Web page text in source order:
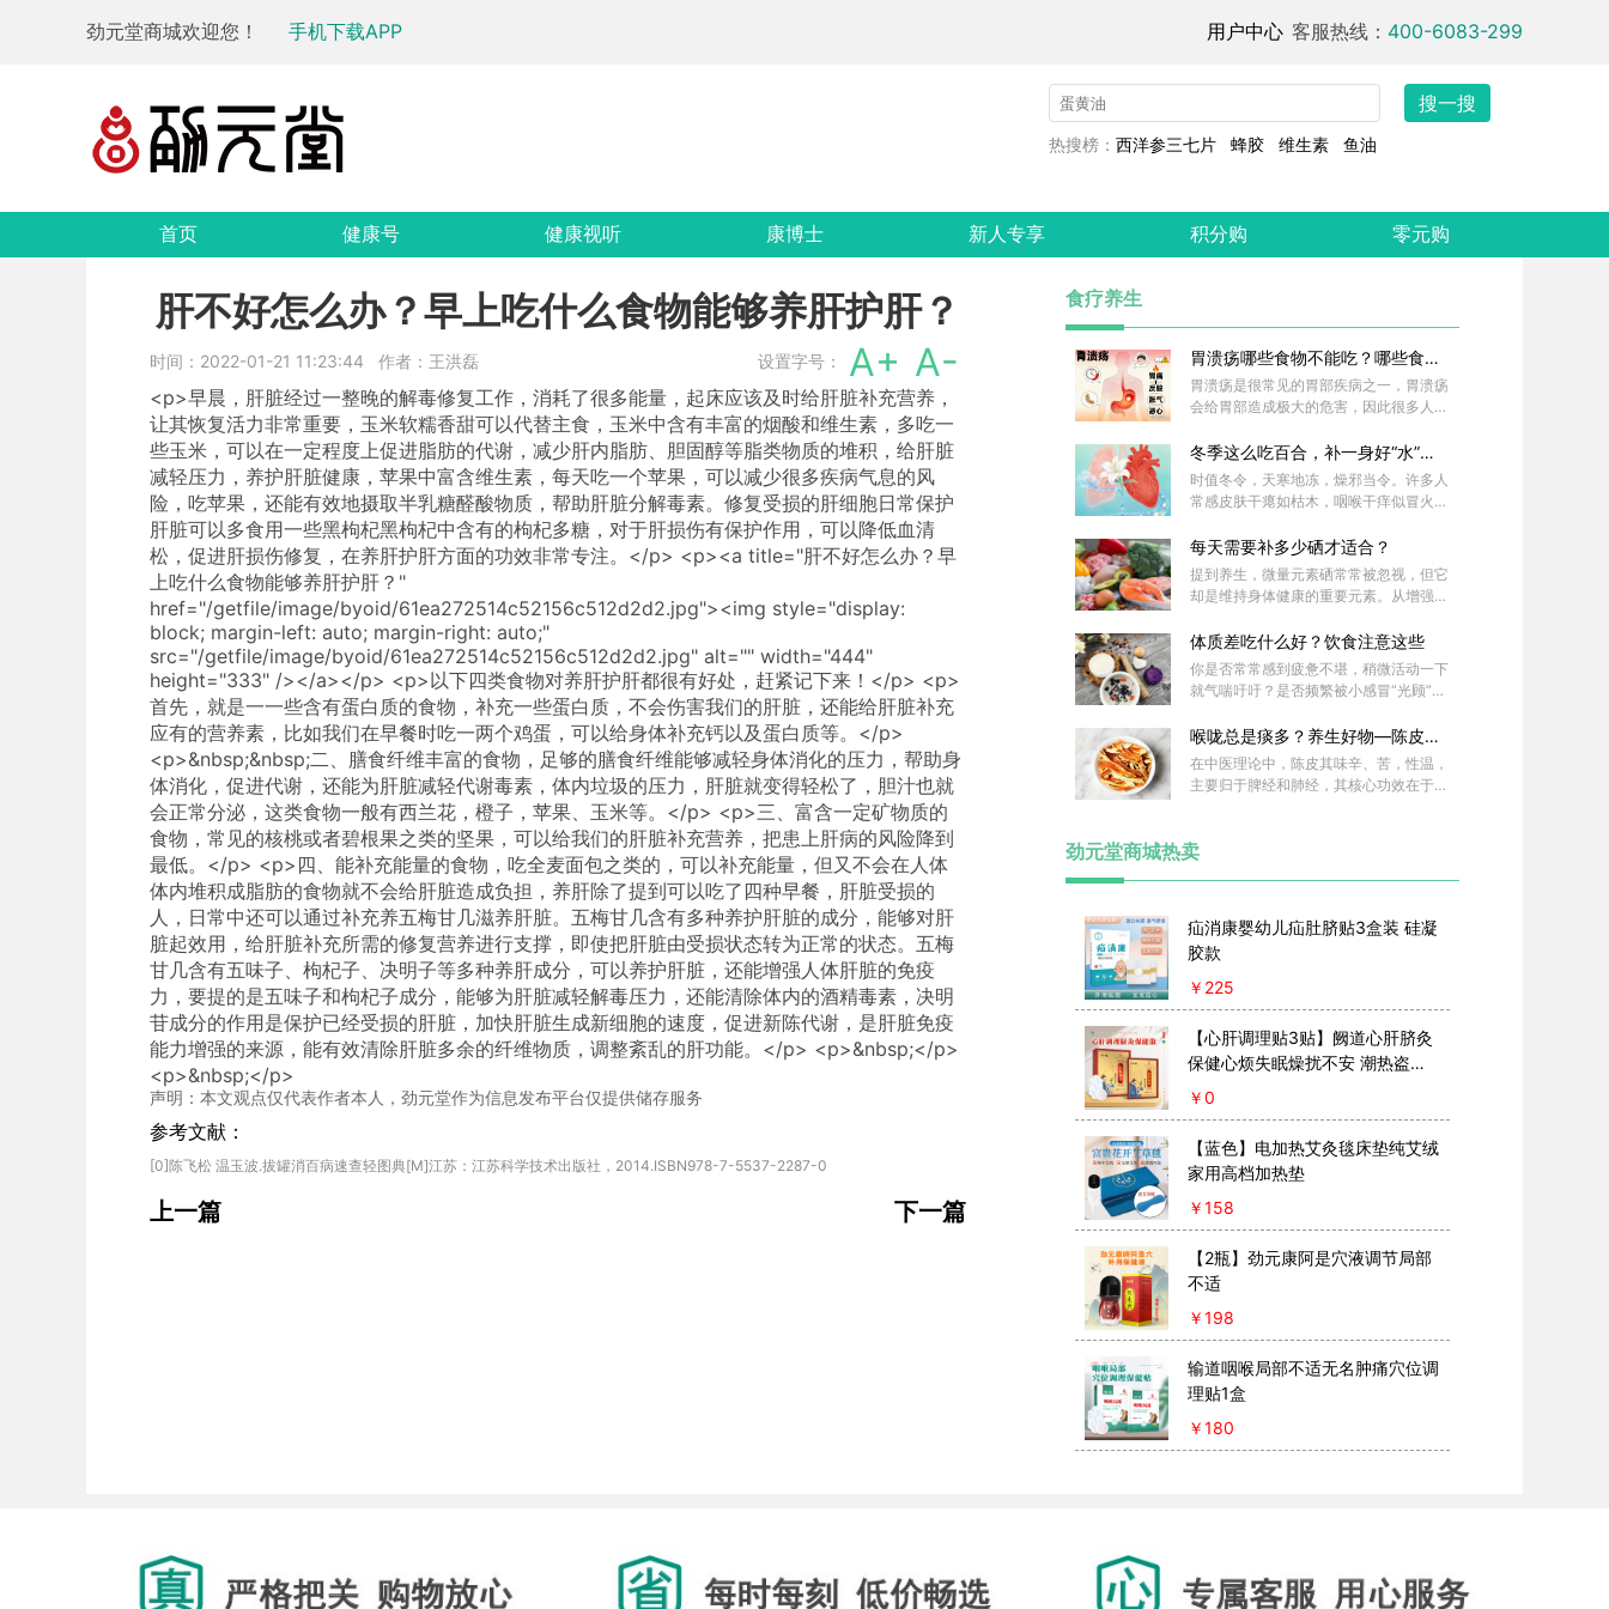
劲元堂商城欢迎您！ 手机下载APP 用户中心 客服热线： 400-6083-299
搜一搜
热搜榜： 西洋参三七片 蜂胶 维生素 鱼油
首页 健康号 健康视听 康博士 新人专享 积分购 零元购
肝不好怎么办？早上吃什么食物能够养肝护肝？
时间：2022-01-21 11:23:44 作者：王洪磊 设置字号： A+ A-
<p>早晨，肝脏经过一整晚的解毒修复工作，消耗了很多能量，起床应该及时给肝脏补充营养，
让其恢复活力非常重要，玉米软糯香甜可以代替主食，玉米中含有丰富的烟酸和维生素，多吃一
些玉米，可以在一定程度上促进脂肪的代谢，减少肝内脂肪、胆固醇等脂类物质的堆积，给肝脏
减轻压力，养护肝脏健康，苹果中富含维生素，每天吃一个苹果，可以减少很多疾病气息的风
险，吃苹果，还能有效地摄取半乳糖醛酸物质，帮助肝脏分解毒素。修复受损的肝细胞日常保护
肝脏可以多食用一些黑枸杞黑枸杞中含有的枸杞多糖，对于肝损伤有保护作用，可以降低血清
松，促进肝损伤修复，在养肝护肝方面的功效非常专注。</p> <p><a title="肝不好怎么办？早
上吃什么食物能够养肝护肝？"
href="/getfile/image/byoid/61ea272514c52156c512d2d2.jpg"><img style="display:
block; margin-left: auto; margin-right: auto;"
src="/getfile/image/byoid/61ea272514c52156c512d2d2.jpg" alt="" width="444"
height="333" /></a></p> <p>以下四类食物对养肝护肝都很有好处，赶紧记下来！</p> <p>
首先，就是一一些含有蛋白质的食物，补充一些蛋白质，不会伤害我们的肝脏，还能给肝脏补充
应有的营养素，比如我们在早餐时吃一两个鸡蛋，可以给身体补充钙以及蛋白质等。</p>
<p>&nbsp;&nbsp;二、膳食纤维丰富的食物，足够的膳食纤维能够减轻身体消化的压力，帮助身
体消化，促进代谢，还能为肝脏减轻代谢毒素，体内垃圾的压力，肝脏就变得轻松了，胆汁也就
会正常分泌，这类食物一般有西兰花，橙子，苹果、玉米等。</p> <p>三、富含一定矿物质的
食物，常见的核桃或者碧根果之类的坚果，可以给我们的肝脏补充营养，把患上肝病的风险降到
最低。</p> <p>四、能补充能量的食物，吃全麦面包之类的，可以补充能量，但又不会在人体
体内堆积成脂肪的食物就不会给肝脏造成负担，养肝除了提到可以吃了四种早餐，肝脏受损的
人，日常中还可以通过补充养五梅甘几滋养肝脏。五梅甘几含有多种养护肝脏的成分，能够对肝
脏起效用，给肝脏补充所需的修复营养进行支撑，即使把肝脏由受损状态转为正常的状态。五梅
甘几含有五味子、枸杞子、决明子等多种养肝成分，可以养护肝脏，还能增强人体肝脏的免疫
力，要提的是五味子和枸杞子成分，能够为肝脏减轻解毒压力，还能清除体内的酒精毒素，决明
苷成分的作用是保护已经受损的肝脏，加快肝脏生成新细胞的速度，促进新陈代谢，是肝脏免疫
能力增强的来源，能有效清除肝脏多余的纤维物质，调整紊乱的肝功能。</p> <p>&nbsp;</p>
<p>&nbsp;</p>
声明：本文观点仅代表作者本人，劲元堂作为信息发布平台仅提供储存服务
参考文献：
上一篇 下一篇
食疗养生
胃溃疡哪些食物不能吃？哪些食物
又对改善胃溃疡有益？
胃溃疡是很常见的胃部疾病之一，胃溃疡
会给胃部造成极大的危害，因此很多人对
食疗，那就问胃溃疡不可以吃哪些食物呢
？胃溃疡的饮食有哪些？下面小编就为您
解读。
冬季这么吃百合，补一身好“水”，
把肺润起来！
时值冬令，天寒地冻，燥邪当令。许多人
常感皮肤干瘪如枯木，咽喉干痒似冒火，
心烦意乱，咳嗽频频。此皆为心肺受燥邪
侵袭之象：肺为娇脏，喜润恶燥，冬日燥
邪最易伤肺；心火易与燥邪勾结，上扰心
神。此时，一味百合正是润燥清心的
每天需要补多少硒才适合？
提到养生，微量元素硒常常被忽视，但它
却是维持身体健康的重要元素。从增强免
衰老，硒的作用贯穿人体多个系统。然而
，补硒并非“多多益善”，过量可能引发中
毒，补少了又达不到效果。那么，每天究
竟补多少硒才适合？
体质差吃什么好？饮食注意这些
你是否常常感到疲惫不堪，稍微活动一下
就气喘吁吁？是否频繁被小感冒“光顾”，
差并非不可改变，合理的饮食可以帮助我
们改善体质，增强免疫力。
喉咙总是痰多？养生好物—陈皮来
帮忙！
在中医理论中，陈皮其味辛、苦，性温，
主要归于脾经和肺经，其核心功效在于理
作用，首先就在于它能缓解因气滞所致的
欲不振、大便溏泄效果显著。第三，能够
化解肺部与咽喉积聚的痰湿，改善咳嗽痰
多、胸闷不适，尤宜于白痰或粘痰难咯之
劲元堂商城热卖
疝消康婴幼儿疝肚脐贴3盒装 硅凝
胶款
￥ 225
【心肝调理贴3贴】阙道心肝脐灸
保健心烦失眠燥扰不安 潮热盗汗
口舌生疮脐灸散
￥0
【蓝色】电加热艾灸毯床垫纯艾绒
家用高档加热垫
￥158
【2瓶】劲元康阿是穴液调节局部
不适
￥198
输道咽喉局部不适无名肿痛穴位调
理贴1盒
￥180